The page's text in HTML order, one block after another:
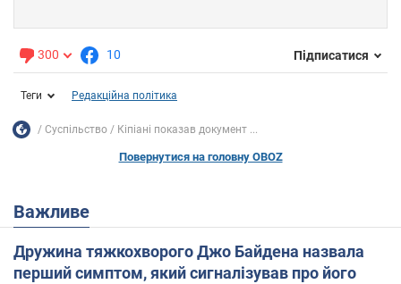
300 10 Підписатися
Теги Редакційна політика
Суспільство Кіпіані показав документ ...
Повернутися на головну OBOZ
Важливе
Дружина тяжкохворого Джо Байдена назвала
перший симптом, який сигналізував про його